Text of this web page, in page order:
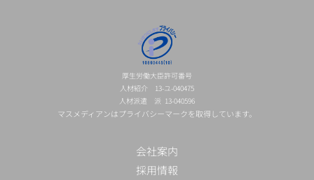
厚生労働大臣許可番号
人材紹介 13-ユ-040475
人材派遣 派 13-040596
マスメディアンはプライバシーマークを取得しています。
会社案内
採用情報